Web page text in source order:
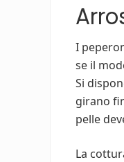
I
se il
Si
girano
pelle
La